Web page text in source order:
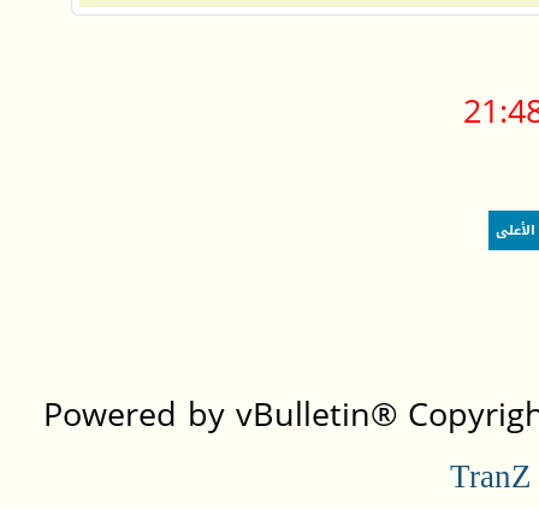
الأعلى
Powered by vBulletin®